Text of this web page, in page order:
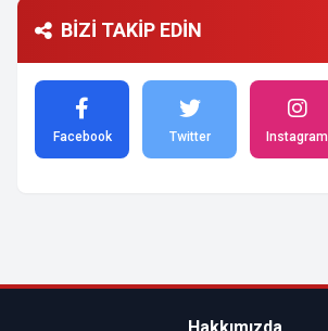
BİZİ TAKİP EDİN
Facebook Twitter Instagram